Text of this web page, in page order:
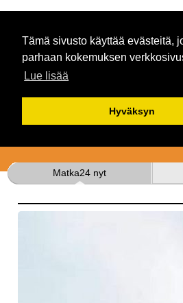
Tämä sivusto käyttää evästeitä,
parhaan kokemuksen
Lue lisää
Hyväksyn
Matka24 nyt